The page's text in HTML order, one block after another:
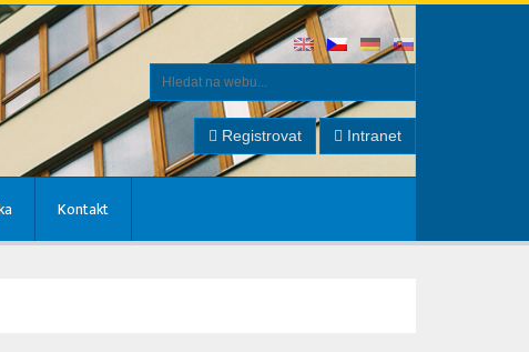
Registrovat Intranet
Kontakt